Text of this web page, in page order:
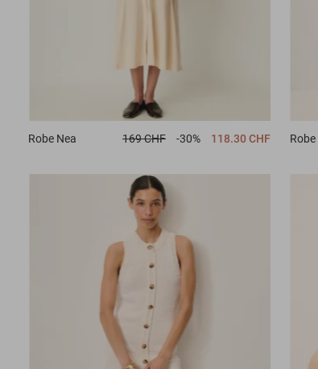
Robe Nea 169 CHF -30% 118.30 CHF Robe